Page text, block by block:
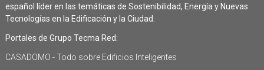
español líder en las temáticas de Sostenibilidad, Energía y Nuevas
Tecnologías en la Edificación y la Ciudad.
Portales de Grupo Tecma Red:
CASADOMO - Todo sobre Edificios Inteligentes